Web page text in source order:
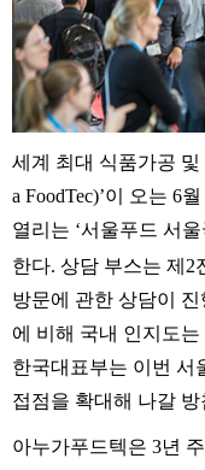
세계 최대 식품가공 및
a FoodTec)’이 오는 6월
열리는 ‘서울푸드 서울
한다. 상담 부스는 제 2
방문에 관한 상담이 진
에 비해 국내 인지도는
한국대표부는 이번 서
접점을 확대해 나갈 방
아누가푸드텍은 3년